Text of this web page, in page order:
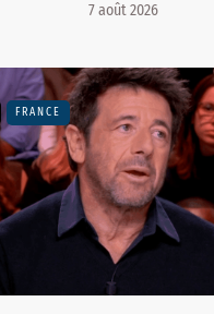
7 août 2026
FRANCE